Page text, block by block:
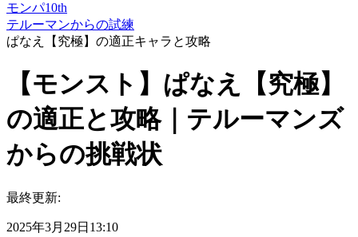
モンパ10th
テルーマンからの試練
ぱなえ【究極】の適正キャラと攻略
【モンスト】ぱなえ【究極】
の適正と攻略｜テルーマンズ
からの挑戦状
最終更新:
2025年3月29日13:10